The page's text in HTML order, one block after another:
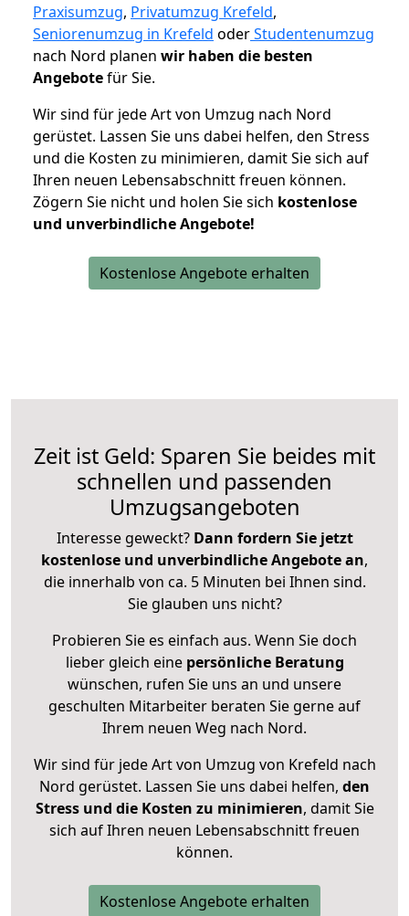
Praxisumzug, Privatumzug Krefeld,
Seniorenumzug in Krefeld oderStudentenumzug
nach Nord planen wir haben die besten
Angebotefür Sie.
Wir sind für jede Art von Umzug nach Nord
gerüstet. Lassen Sie uns dabei helfen, den Stress
und die Kosten zu minimieren, damit Sie sich auf
Ihren neuen Lebensabschnitt freuen können.
Zögern Sie nicht und holen Sie sich kostenlose
und unverbindliche Angebote!
Kostenlose Angebote erhalten
Zeit ist Geld: Sparen Sie beides mit
schnellen und passenden
Umzugsangeboten
Interesse geweckt? Dann fordern Sie jetzt
kostenlose und unverbindliche Angebote an,
die innerhalb von ca. 5 Minuten bei Ihnen sind.
Sie glauben uns nicht?
Probieren Sie es einfach aus. Wenn Sie doch
lieber gleich eine persönliche Beratung
wünschen, rufen Sie uns an und unsere
geschulten Mitarbeiter beraten Sie gerne auf
Ihrem neuen Weg nach Nord.
Wir sind für jede Art von Umzug von Krefeld nach
Nord gerüstet. Lassen Sie uns dabei helfen, den
Stress und die Kosten zu minimieren, damit Sie
sich auf Ihren neuen Lebensabschnitt freuen
können.
Kostenlose Angebote erhalten